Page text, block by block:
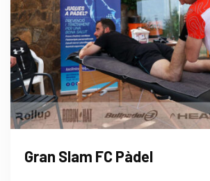
Gran Slam FC Pàdel